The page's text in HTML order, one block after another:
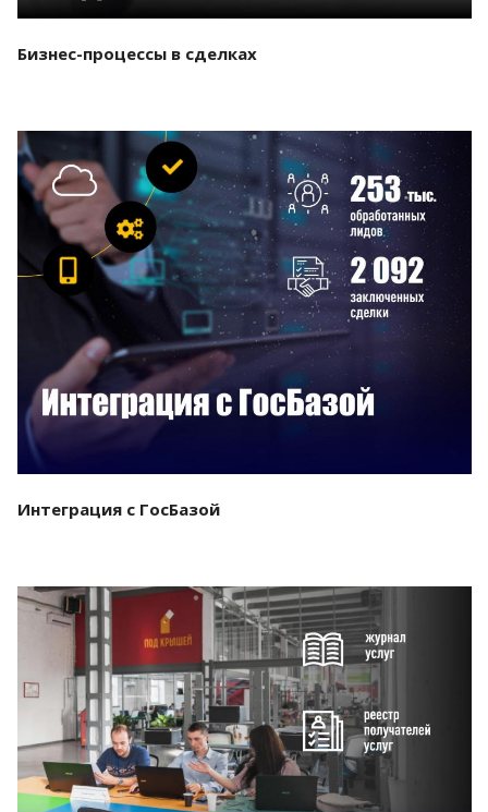
Бизнес-процессы в сделках
Смотреть проект
Интеграция с ГосБазой
Смотреть проект